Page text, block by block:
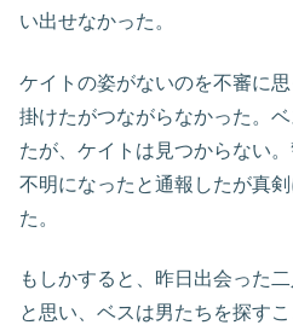
い出せなかった。
ケイトの姿がないのを不審に
掛けたがつながらなかった。
たが、ケイトは見つからない
不明になったと通報したが真
た。
もしかすると、昨日出会った
と思い、ベスは男たちを探すこ